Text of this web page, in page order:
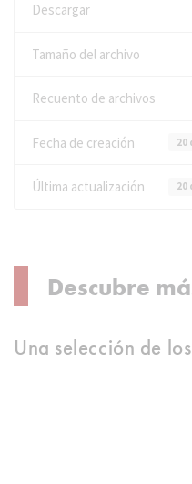
Descargar
Tamaño del archivo
Recuento de archivos
Fecha de creación 20
Última actualización 20
Descubre
Una selección de